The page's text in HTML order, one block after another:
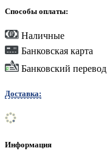
Способы оплаты:
Наличные
Банковская карта
Банковский перевод
Доставка:
Информация